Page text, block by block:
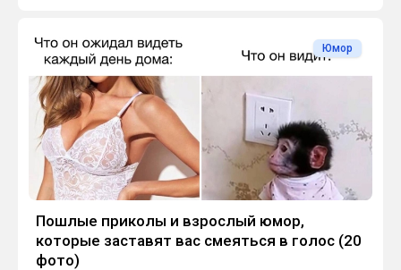
Юмор
Пошлые приколы и взрослый юмор,
которые заставят вас смеяться в голос (20
фото)